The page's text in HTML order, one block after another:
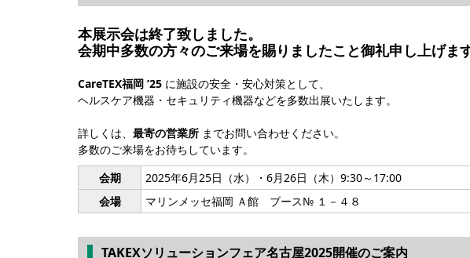
本展示会は終了致しました。
会期中多数の方々のご来場を賜りましたこと御礼申し上げます
CareTEX福岡 ’25 に施設の安全・安心対策として、
ヘルスケア機器・セキュリティ機器などを多数出展いたします。
詳しくは、 最寄の営業所 までお問い合わせください。
多数のご来場をお待ちしています。
会期
2025年6月25日（水）・6月26日（木）9:30～17:00
会場
マリンメッセ福岡 Ａ館 ブース№ １－４８
TAKEXソリューションフェア名古屋2025開催のご案内